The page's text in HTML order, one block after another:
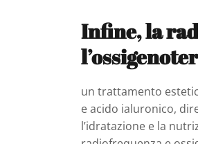
Infine, la
un trattamento
e acido ialuronico,
l’idratazione e la